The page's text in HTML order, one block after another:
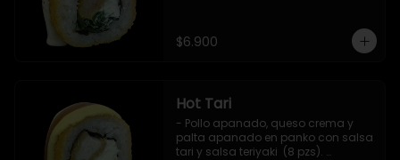
$6.900
Hot Tari
- Pollo apanado, queso crema y
palta apanado en panko con salsa
tari y salsa teriyaki  (8 pzs).